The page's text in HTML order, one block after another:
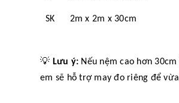
SK 2m x 2m x 30cm
💡 Lưu ý: Nếu nệm cao hơn
em sẽ hỗ trợ may đo riêng để